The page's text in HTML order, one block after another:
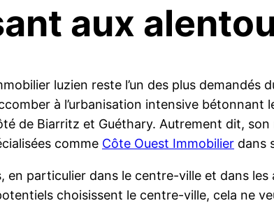
aux
luzien reste l’un des plus demandés
à l’urbanisation intensive bétonnant
de Biarritz et Guéthary. Autrement dit,
comme Côte Ouest Immobilier dans
particulier dans le centre-ville et dans
choisissent le centre-ville, cela ne